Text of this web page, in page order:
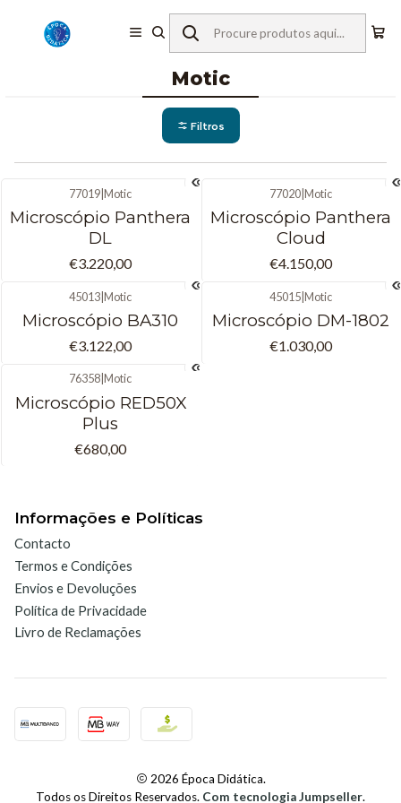
Início Equipamentos de Laboratório
Microscopia
Microscópios Digitais
Motic
Motic
Filtros
77019 Motic
Microscópio Panthera
DL
€3.220,00
77020 Motic
Microscópio Panthera
Cloud
€4.150,00
45013 Motic
Microscópio BA310
€3.122,00
45015 Motic
Microscópio DM-1802
€1.030,00
76358 Motic
Microscópio RED50X
Plus
€680,00
Informações e Políticas
Contacto
Termos e Condições
Envios e Devoluções
Política de Privacidade
Livro de Reclamações
2026 Época Didática.
Todos os Direitos Reservados. Com tecnologia Jumpseller.